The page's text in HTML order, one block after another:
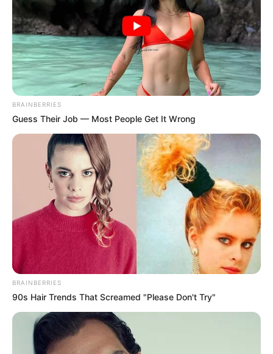
BRAINBERRIES
Guess Their Job — Most People Get It Wrong
BRAINBERRIES
90s Hair Trends That Screamed "Please Don't Try"